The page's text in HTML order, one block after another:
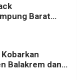
Barat
Penonton; Ini
Balakrem dan